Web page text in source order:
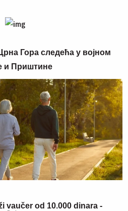
Гора следећа у војном
и Приштине
vaučer od 10.000 dinara -